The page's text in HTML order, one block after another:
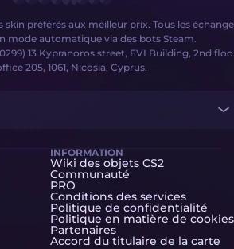
préférés aux meilleur prix. Tous les
mode automatique via des bots Steam.
13 Kypranoros street, EVI Building, 2nd
205, 1061, Nicosia, Cyprus.
INFORMATION
Wiki des objets CS2
Communauté
PRO
Conditions des services
Politique de confidentialité
Politique en matière de cookies
Partenaires
Accord du titulaire de la carte